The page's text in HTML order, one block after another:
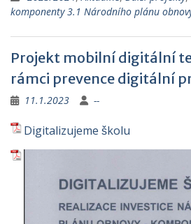
komponenty 3.1 Národního plánu
Projekt mobilní digitální
rámci prevence digitální
11.1.2023 --
Digitalizujeme školu